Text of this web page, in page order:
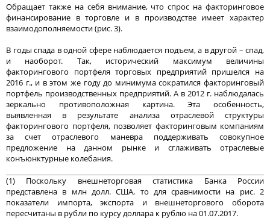
Обращает также на себя внимание, что спрос на факторинговое
финансирование в торговле и в производстве имеет характер
взаимодополняемости (рис. 3).
В годы спада в одной сфере наблюдается подъем, а в другой – спад,
и наоборот. Так, исторический максимум величины
факторингового портфеля торговых предприятий пришелся на
2016 г., и в этом же году до минимума сократился факторинговый
портфель производственных предприятий. А в 2012 г. наблюдалась
зеркально противоположная картина. Эта особенность,
выявленная в результате анализа отраслевой структуры
факторингового портфеля, позволяет факторинговым компаниям
за счет отраслевого маневра поддерживать совокупное
предложение на данном рынке и сглаживать отраслевые
конъюнктурные колебания.
(1) Поскольку внешнеторговая статистика Банка России
представлена в млн долл. США, то для сравнимости на рис. 2
показатели импорта, экспорта и внешнеторгового оборота
пересчитаны в рубли по курсу доллара к рублю на 01.07.2017.